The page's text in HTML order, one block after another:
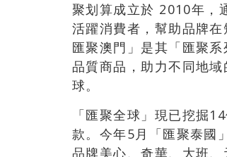
聚划算成立於 2010年，
活躍消費者，幫助品牌
匯聚澳門」是其「匯聚
品質商品，助力不同地
球。
「匯聚全球」現已挖掘
款。今年5月「匯聚泰國
品牌美心、奇華、大班